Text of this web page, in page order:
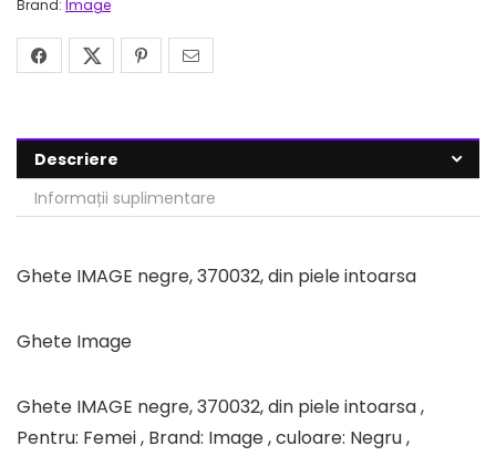
Brand: Image
Descriere
Informații suplimentare
Ghete IMAGE negre, 370032, din piele intoarsa
Ghete Image
Ghete IMAGE negre, 370032, din piele intoarsa ,
Pentru: Femei , Brand: Image , culoare: Negru ,